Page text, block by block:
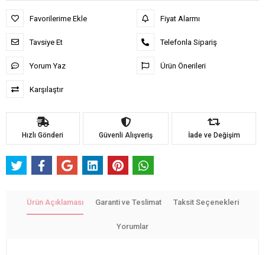
Favorilerime Ekle
Tavsiye Et
Yorum Yaz
Karşılaştır
Fiyat Alarmı
Telefonla Sipariş
Ürün Önerileri
Hızlı Gönderi Güvenli Alışveriş İade ve Değişim
Ürün Açıklaması Garanti ve Teslimat Taksit Seçenekleri
Yorumlar